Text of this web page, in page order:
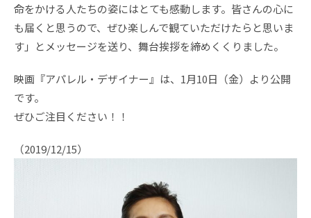
命をかける人たちの姿にはとても感動します。皆さんの心に
も届くと思うので、ぜひ楽しんで観ていただけたらと思いま
す」とメッセージを送り、舞台挨拶を締めくくりました。
映画『アパレル・デザイナー』は、1月10日（金）より公開
です。
ぜひご注目ください！！
（2019/12/15）